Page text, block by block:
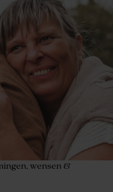
wensen &